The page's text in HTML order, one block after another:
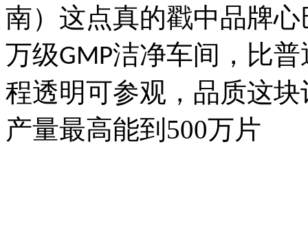
南）这点真的戳中品牌
万级GMP洁净车间，比
程透明可参观，品质这
产量最高能到 500万片